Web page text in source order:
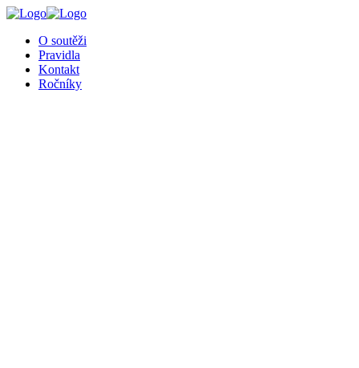
O soutěži
Pravidla
Kontakt
Ročníky